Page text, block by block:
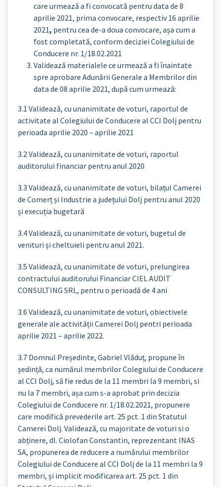
care urmează a fi convocată pentru data de 8
aprilie 2021, prima convocare, respectiv 16 aprilie
2021, pentru cea de-a doua convocare, așa cum a
fost completată, conform deciziei Colegiului de
Conducere nr. 1/18.02.2021
Validează materialele ce urmează a fi înaintate
spre aprobare Adunării Generale a Membrilor din
data de 08 aprilie 2021, după cum urmează:
3.1 Validează, cu unanimitate de voturi, raportul de
activitate al Colegiului de Conducere al CCI Dolj pentru
perioada aprilie 2020 – aprilie 2021
3.2 Validează, cu unanimitate de voturi, raportul
auditorului financiar pentru anul 2020
3.3 Validează, cu unanimitate de voturi, bilațul Camerei
de Comerț și Industrie a județului Dolj pentru anul 2020
și execuția bugetară
3.4 Validează, cu unanimitate de voturi, bugetul de
venituri și cheltuieli pentru anul 2021.
3.5 Validează, cu unanimitate de voturi, prelungirea
contractului auditorului Financiar CIEL AUDIT
CONSULTING SRL, pentru o perioadă de 4 ani
3.6 Validează, cu unanimitate de voturi, obiectivele
generale ale activității Camerei Dolj pentri perioada
aprilie 2021 – aprilie 2022.
3.7 Domnul Președinte, Gabriel Vlăduț, propune în
ședință, ca numărul membrilor Colegiului de Conducere
al CCI Dolj, să fie redus de la 11 membri la 9 membri, si
nu la 7 membri, așa cum s-a aprobat prin decizia
Colegiului de Conducere nr. 1/18.02.2021, propunere
care modifică prevederile art. 25 pct. 1 din Statutul
Camerei Dolj. Validează, cu majoritate de voturi si o
abținere, dl. Ciolofan Constantin, reprezentant INAS
SA, propunerea de reducere a numărului membrilor
Colegiului de Conducere al CCI Dolj de la 11 membri la 9
membri, și implicit modificarea art. 25 pct. 1 din